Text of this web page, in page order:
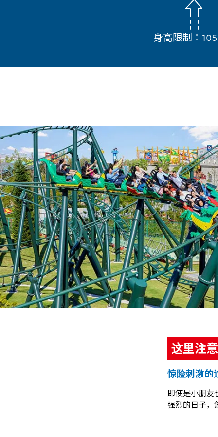
身高限制：
这里注
惊险刺激的
即使是小朋友
强烈的日子，